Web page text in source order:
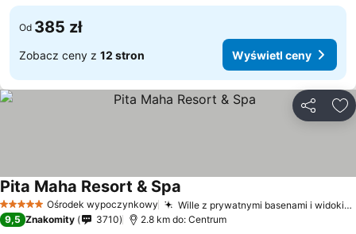
Od 385 zł
Zobacz ceny z 12 stron Wyświetl ceny
5 KategoriaOśrodek wypoczynkowy Wille z prywatnymi basenami i widokiem na dżunglę
Pita Maha Resort & Spa
9,5 Znakomity 3710 2.8 km do: Centrum